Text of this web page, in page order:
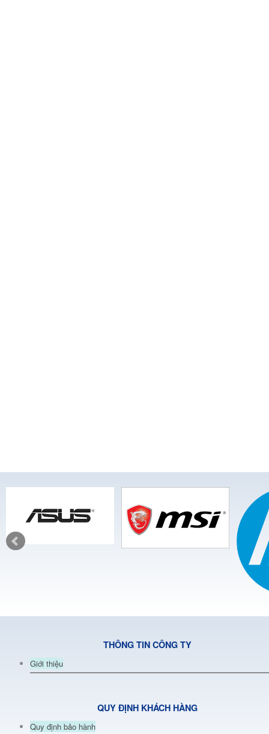
THÔNG TIN CÔNG TY
Giới thiệu
QUY ĐỊNH KHÁCH HÀNG
Quy định bảo hành